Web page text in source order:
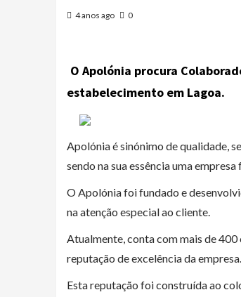
4 anos ago 0
O Apolónia procura
estabelecimento em Lagoa.
Apolónia é sinónimo de qualidade,
sendo na sua essência uma empresa
O Apolónia foi fundado e
na atenção especial ao cliente.
Atualmente, conta com mais de
reputação de excelência da empresa.
Esta reputação foi construída ao